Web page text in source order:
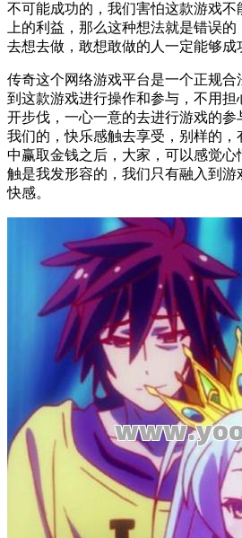
不可能成功的，我们害怕这款游戏不
上的利益，那么这种想法就是错误
去想去做，敢想敢做的人一定能够成
传奇这个网络游戏平台是一个正规合
到这款游戏进行操作和参与，不用
开步伐，一心一意的去进行游戏的
我们的，快乐感触去享受，别样的
中赢取金钱之后，大家，可以感觉
触是我发形容的，我们只有融入到
快感。